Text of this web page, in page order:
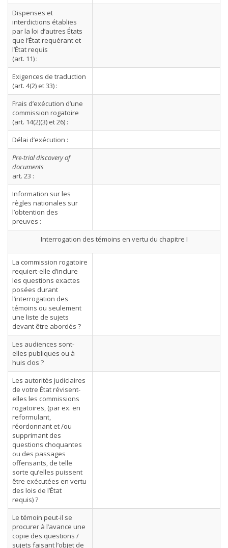
Dispenses et
interdictions établies
par la loi d’autres États
que l’État requérant et
l’État requis
(art. 11) :
Exigences de traduction
(art. 4(2) et 33) :
Frais d’exécution d’une
commission rogatoire
(art. 14(2)(3) et 26) :
Délai d’exécution :
Pre-trial discovery of
documents
art. 23 :
Information sur les
règles nationales sur
l’obtention des
preuves :
Interrogation des témoins en vertu du chapitre I
La commission rogatoire
requiert-elle d’inclure
les questions exactes
posées durant
l’interrogation des
témoins ou seulement
une liste de sujets
devant être abordés ?
Les audiences sont-
elles publiques ou à
huis clos ?
Les autorités judiciaires
de votre État révisent-
elles les commissions
rogatoires, (par ex. en
reformulant,
réordonnant et /ou
supprimant des
questions choquantes
ou des passages
offensants, de telle
sorte qu’elles puissent
être exécutées en vertu
des lois de l’État
requis) ?
Le témoin peut-il se
procurer à l’avance une
copie des questions /
sujets faisant l’objet de